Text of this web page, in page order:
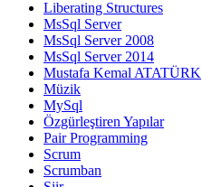
Liberating Structures
MsSql Server
MsSql Server 2008
MsSql Server 2014
Mustafa Kemal ATATÜRK
Müzik
MySql
Özgürleştiren Yapılar
Pair Programming
Scrum
Scrumban